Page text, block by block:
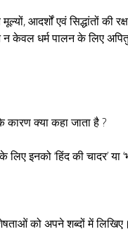
आदर्शों एवं सिद्धांतों
केवल धर्म पालन के लिए
क्या कहा जाता है ?
इनको ‘हिंद की चादर’ या
को अपने शब्दों में लिखिए।